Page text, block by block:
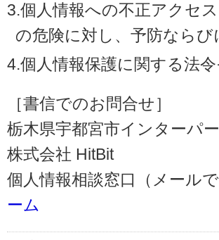
3.個人情報への不正アクセ
の危険に対し、予防なら
4.個人情報保護に関する法
［書信でのお問合せ］
栃木県宇都宮市インターパ
株式会社 HitBit
個人情報相談窓口（メール
ーム